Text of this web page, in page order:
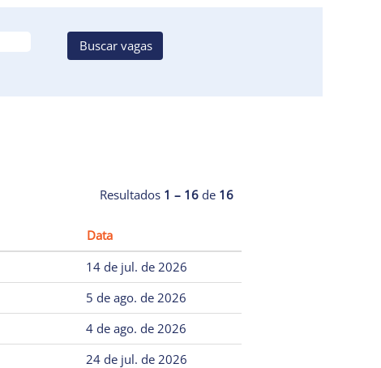
Resultados 1 – 16 de 16
Data
14 de jul. de 2026
5 de ago. de 2026
4 de ago. de 2026
24 de jul. de 2026